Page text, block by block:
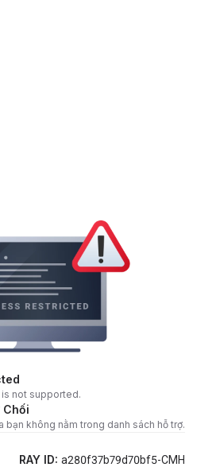
is not supported.
Chối
bạn không nằm trong danh sách hỗ trợ.
RAY ID: a280f37b79d70bf5-CMH